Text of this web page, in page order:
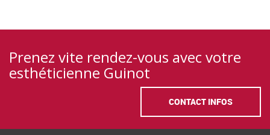
Prenez vite rendez-vous avec votre
esthéticienne Guinot
CONTACT INFOS